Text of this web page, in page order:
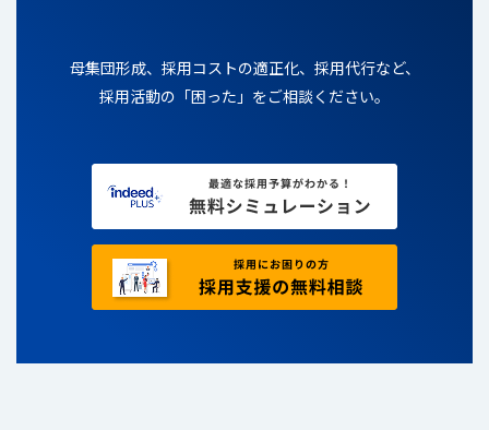
母集団形成、採用コストの適正化、採用代行など、
採用活動の「困った」をご相談ください。